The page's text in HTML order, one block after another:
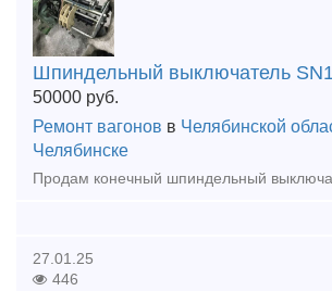
Шпиндельный выключатель
50000 руб.
Ремонт вагонов в Челябинской
Челябинске
27.01.25
446